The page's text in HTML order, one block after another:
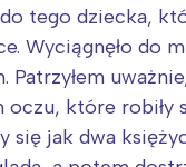
tego dziecka,
Wyciągnęło do
Patrzyłem
oczu, które robiły
się jak dwa